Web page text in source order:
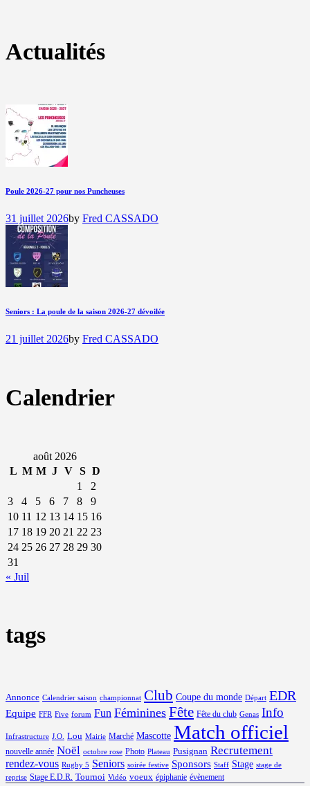
Actualités
Poule 2026-27 pour nos Puncheuses
31 juillet 2026by Fred CASSADO
Seniors : La poule de la saison 2026-27 dévoilée
21 juillet 2026by Fred CASSADO
Calendrier
août 2026
L M M J V S D
1
2
3
4 5 6 7 8
9
10 11 12 13 14 15 16
17 18 19 20 21 22 23
24 25 26 27 28 29 30
31
« Juil
tags
Annonce Calendrier saison championnat Club Coupe du monde Départ EDR
Equipe FFR Five forum Fun Féminines Fête Fête du club Genas Info
Infrastructure J.O. Lou Mairie Marché Mascotte Match officiel
nouvelle année Noël octobre rose Photo Plateau Pusignan Recrutement
rendez-vous Rugby 5 Seniors soirée festive Sponsors Staff Stage stage de
reprise Stage E.D.R. Tournoi Vidéo voeux épiphanie évènement